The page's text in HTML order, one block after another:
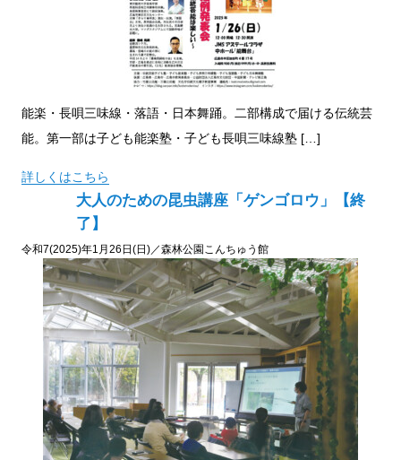
能楽・長唄三味線・落語・日本舞踊。二部構成で届ける伝統芸
能。第一部は子ども能楽塾・子ども長唄三味線塾 […]
詳しくはこちら
大人のための昆虫講座「ゲンゴロウ」【終
了】
令和7(2025)年1月26日(日)／森林公園こんちゅう館